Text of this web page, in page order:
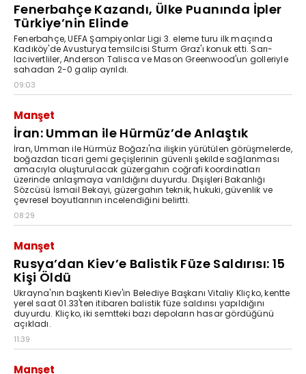
Fenerbahçe Kazandı, Ülke Puanında İpler
Türkiye’nin Elinde
Fenerbahçe, UEFA Şampiyonlar Ligi 3. eleme turu ilk maçında
Kadıköy'de Avusturya temsilcisi Sturm Graz'ı konuk etti. Sarı-
lacivertliler, Anderson Talisca ve Mason Greenwood'un golleriyle
sahadan 2-0 galip ayrıldı.
09:03
Manşet
İran: Umman ile Hürmüz’de Anlaştık
İran, Umman ile Hürmüz Boğazı'na ilişkin yürütülen görüşmelerde,
boğazdan ticari gemi geçişlerinin güvenli şekilde sağlanması
amacıyla oluşturulacak güzergahın coğrafi koordinatları
üzerinde anlaşmaya varıldığını duyurdu. Dışişleri Bakanlığı
Sözcüsü İsmail Bekayi, güzergahın teknik, hukuki, güvenlik ve
çevresel boyutlarının incelendiğini belirtti.
08:29
Manşet
Rusya’dan Kiev’e Balistik Füze Saldırısı: 15
Kişi Öldü
Ukrayna'nın başkenti Kiev'in Belediye Başkanı Vitaliy Kliçko, kentte
yerel saat 01.33'ten itibaren balistik füze saldırısı yapıldığını
duyurdu. Kliçko, iki semtteki bazı depoların hasar gördüğünü
açıkladı.
11:39
Manşet